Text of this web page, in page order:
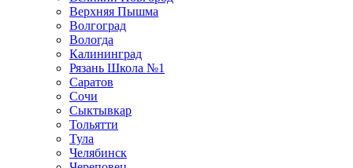
Верхняя Пышма
Волгоград
Вологда
Калининград
Рязань Школа №1
Саратов
Сочи
Сыктывкар
Тольятти
Тула
Челябинск